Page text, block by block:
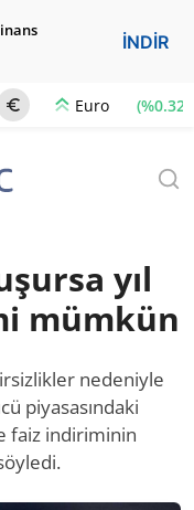
İNDİR
Euro (%0.32)
yıl
mümkün
nedeniyle
piyasasındaki
faiz indiriminin